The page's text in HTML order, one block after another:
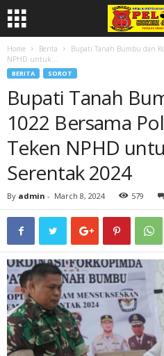
Home Berita
Bupati Tanah Bumbu dan
NPHD untuk...
BERITA SOROT
Bupati Tanah
1022 Bersama
Teken NPHD
Serentak 2024
By admin - March 8, 2024 579